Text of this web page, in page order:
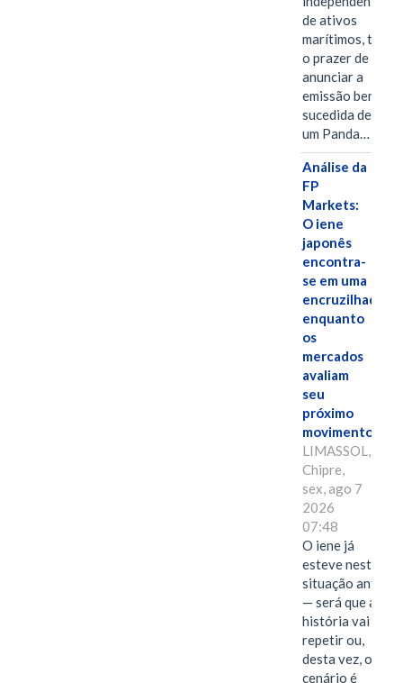
de ativos
marítimos, tem
o prazer de
anunciar a
emissão bem-
sucedida de
um Panda…
Análise da
FP
Markets:
O iene
japonês
encontra-
se em uma
encruzilhada
enquanto
os
mercados
avaliam
seu
próximo
movimento.
LIMASSOL,
Chipre,
sex, ago 7
2026
07:48
O iene já
esteve nesta
situação antes
— será que a
história vai se
repetir ou,
desta vez, o
cenário é